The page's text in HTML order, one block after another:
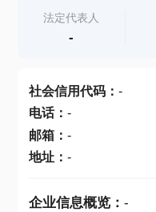
查产地
法定代表人
-
社会信用代码： -
电话： -
邮箱： -
地址： -
企业信息概览： -